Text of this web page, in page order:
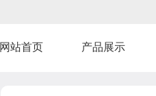
网站首页 产品展示